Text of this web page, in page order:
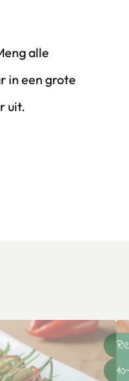
alle
in een grote
uit.